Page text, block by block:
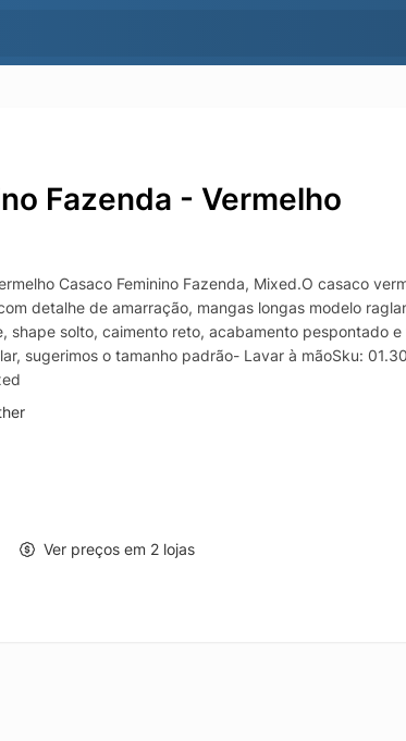
Fazenda - Vermelho
Casaco Feminino Fazenda, Mixed.O casaco
detalhe de amarração, mangas longas modelo
shape solto, caimento reto, acabamento pespontado
sugerimos o tamanho padrão- Lavar à mãoSku:
Ver preços em 2 lojas